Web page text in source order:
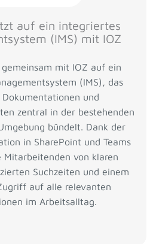
auf ein integriertes
(IMS) mit IOZ
mit IOZ auf ein
(IMS), das
Dokumentationen und
zentral in der bestehenden
bündelt. Dank der
in SharePoint und Teams
Mitarbeitenden von klaren
Suchzeiten und einem
auf alle relevanten
im Arbeitsalltag.